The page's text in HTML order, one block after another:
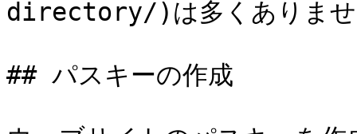
directory/)は多くありませ
## パスキーの作成